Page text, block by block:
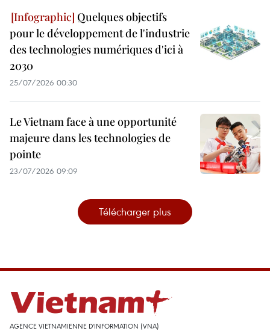
Quelques objectifs
pour le développement de l'industrie
des technologies numériques d'ici à
2030
25/07/2026 00:30
Le Vietnam face à une opportunité
majeure dans les technologies de
pointe
23/07/2026 09:09
Télécharger plus
AGENCE VIETNAMIENNE D'INFORMATION (VNA)